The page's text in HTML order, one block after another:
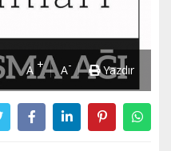
A + A- Yazdır